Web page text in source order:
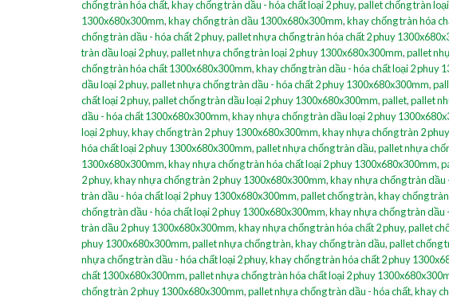
chống tràn hóa chất,khay chống tràn dầu - hóa chất loại 2 phuy,pallet chống tràn
1300x680x300mm,khay chống tràn dầu 1300x680x300mm,khay chống tràn hóa
chống tràn dầu - hóa chất 2 phuy,pallet nhựa chống tràn hóa chất 2 phuy
tràn dầu loại 2 phuy,pallet nhựa chống tràn loại 2 phuy 1300x680x300mm,pallet
chống tràn hóa chất 1300x680x300mm,khay chống tràn dầu - hóa chất loại 2 phuy
dầu loại 2 phuy,pallet nhựa chống tràn dầu - hóa chất 2 phuy 1300x680x300mm,
chất loại 2 phuy,pallet chống tràn dầu loại 2 phuy 1300x680x300mm,pallet,pallet
dầu - hóa chất 1300x680x300mm,khay nhựa chống tràn dầu loại 2 phuy
loại 2 phuy,khay chống tràn 2 phuy 1300x680x300mm,khay nhựa chống tràn 2 phuy
hóa chất loại 2 phuy 1300x680x300mm,pallet nhựa chống tràn dầu,pallet nhựa
1300x680x300mm,khay nhựa chống tràn hóa chất loại 2 phuy 1300x680x300mm,
2 phuy,khay nhựa chống tràn 2 phuy 1300x680x300mm,khay nhựa chống tràn dầu
tràn dầu - hóa chất loại 2 phuy 1300x680x300mm,pallet chống tràn,khay chống tràn
chống tràn dầu - hóa chất loại 2 phuy 1300x680x300mm,khay nhựa chống tràn dầu
tràn dầu 2 phuy 1300x680x300mm,khay nhựa chống tràn hóa chất 2 phuy,pallet
phuy 1300x680x300mm,pallet nhựa chống tràn,khay chống tràn dầu,pallet chống
nhựa chống tràn dầu - hóa chất loại 2 phuy,khay chống tràn hóa chất 2 phuy
chất 1300x680x300mm,pallet nhựa chống tràn hóa chất loại 2 phuy
chống tràn 2 phuy 1300x680x300mm,pallet nhựa chống tràn dầu - hóa chất,khay